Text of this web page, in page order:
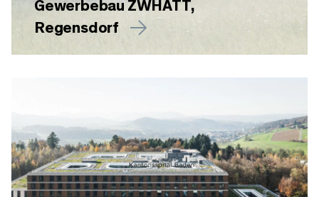
Gewerbebau ZWHATT,
Regensdorf